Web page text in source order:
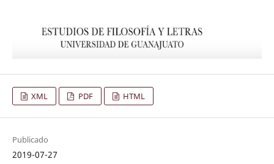
XML PDF HTML
Publicado
2019-07-27